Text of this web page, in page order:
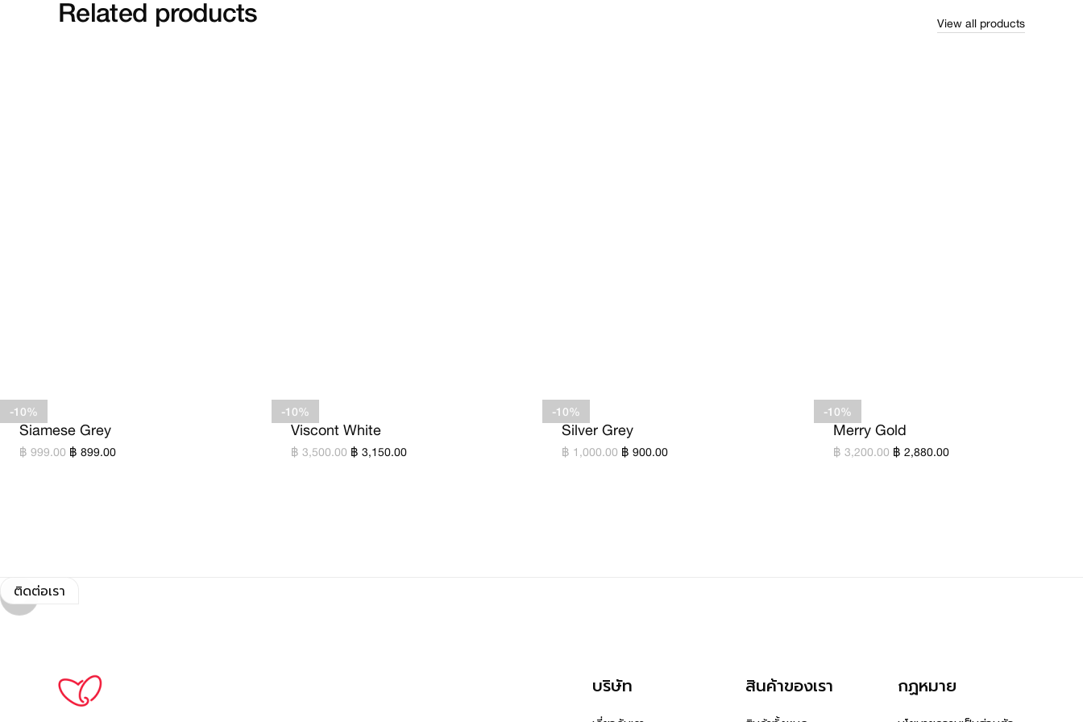
Related products View all products
-10%
Siamese Grey
฿ 999.00 ฿ 899.00
-10%
Viscont White
฿ 3,500.00 ฿ 3,150.00
-10%
Silver Grey
฿ 1,000.00 ฿ 900.00
-10%
Merry Gold
฿ 3,200.00 ฿ 2,880.00
ติดต่อเรา
บริษัท สินค้าของเรา กฏหมาย